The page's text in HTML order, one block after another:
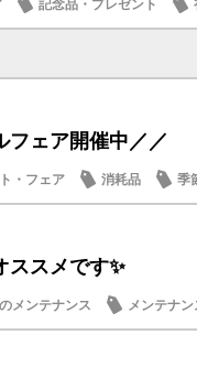
記念品・プレゼント
フェア開催中／／
・フェア 消耗品 季
ススメです✨
メンテナンス
メンテナ